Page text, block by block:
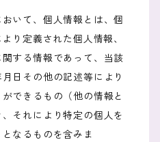
いて、個人情報とは、個
り定義された個人情報、
する情報であって、当該
日その他の記述等により
できるもの（他の情報と
それにより特定の個人を
なるものを含みま